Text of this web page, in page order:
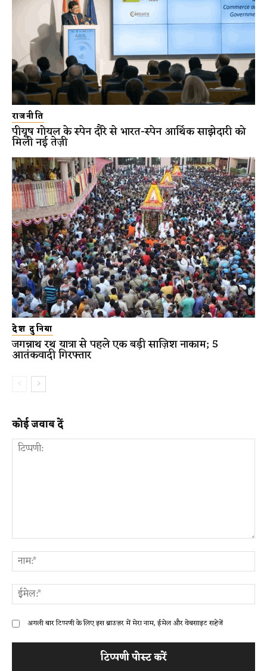
राजनीति
पीयूष गोयल के स्पेन दौरे से भारत-स्पेन आर्थिक साझेदारी को
मिली नई तेज़ी
देश दुनिया
जगन्नाथ रथ यात्रा से पहले एक बड़ी साज़िश नाकाम; 5
आतंकवादी गिरफ्तार
कोई जवाब दें
अगली बार टिप्पणी के लिए इस ब्राउज़र में मेरा नाम, ईमेल और वेबसाइट सहेजें